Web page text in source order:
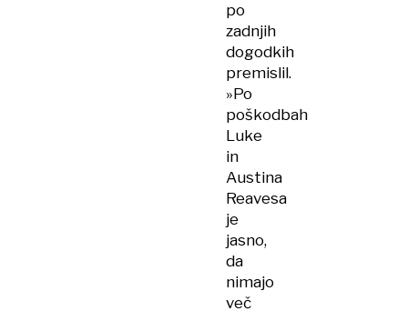
po
zadnjih
dogodkih
premislil.
»Po
poškodbah
Luke
in
Austina
Reavesa
je
jasno,
da
nimajo
več